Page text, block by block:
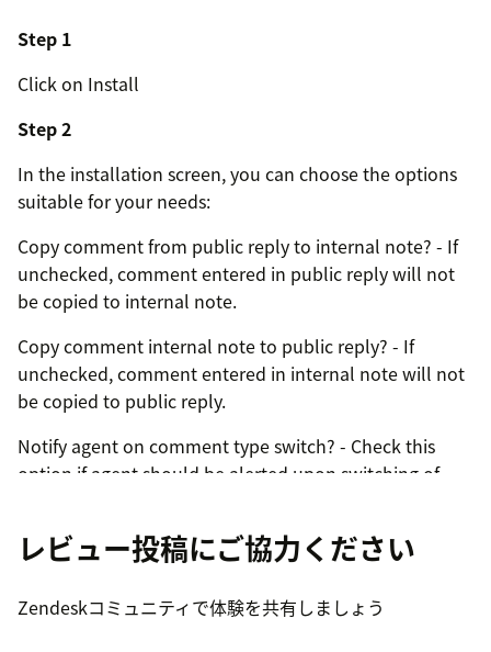
Step 1
Click on Install
Step 2
In the installation screen, you can choose the options
suitable for your needs:
Copy comment from public reply to internal note? - If
unchecked, comment entered in public reply will not
be copied to internal note.
Copy comment internal note to public reply? - If
unchecked, comment entered in internal note will not
be copied to public reply.
Notify agent on comment type switch? - Check this
option if agent should be alerted upon switching of
Step 3
ticket sidebar upon opening a ticket..
レビュー投稿にご協力ください
Zendeskコミュニティで体験を共有しましょう